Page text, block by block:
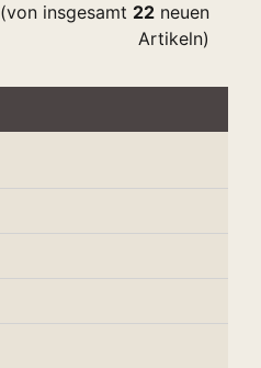
(von insgesamt 22 neuen
Artikeln)